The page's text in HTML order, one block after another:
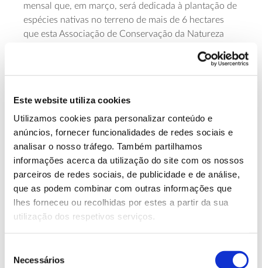
Este website utiliza cookies
Utilizamos cookies para personalizar conteúdo e
anúncios, fornecer funcionalidades de redes sociais e
analisar o nosso tráfego. Também partilhamos
informações acerca da utilização do site com os nossos
parceiros de redes sociais, de publicidade e de análise,
que as podem combinar com outras informações que
lhes forneceu ou recolhidas por estes a partir da sua
utilização dos respetivos serviços.
Necessários
mensal que, em março, será dedicada à plantação de
espécies nativas no terreno de mais de 6 hectares
que esta Associação de Conservação da Natureza
Malveira e São Miguel de Alcainça, Malveira. Os
voluntários podem contribuir durante a manhã (das
ficar todo o dia. As ferramentas serão
disponibilizadas no local.
Saiba mais e inscreva-se
13.07.2026
Genoma do priolo e de outras espécies em risco: